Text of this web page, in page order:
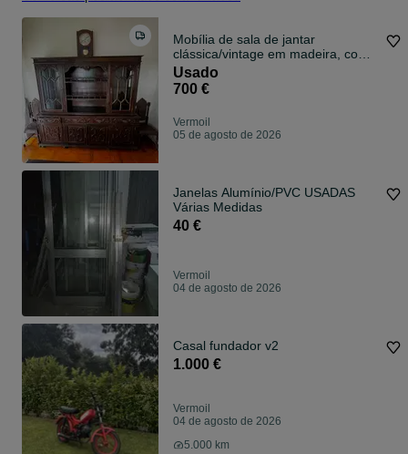
Mobília de sala de jantar
clássica/vintage em madeira, com
elementos entalhados
Usado
700 €
Vermoil
05 de agosto de 2026
Janelas Alumínio/PVC USADAS
Várias Medidas
40 €
Vermoil
04 de agosto de 2026
Casal fundador v2
1.000 €
Vermoil
04 de agosto de 2026
5.000 km